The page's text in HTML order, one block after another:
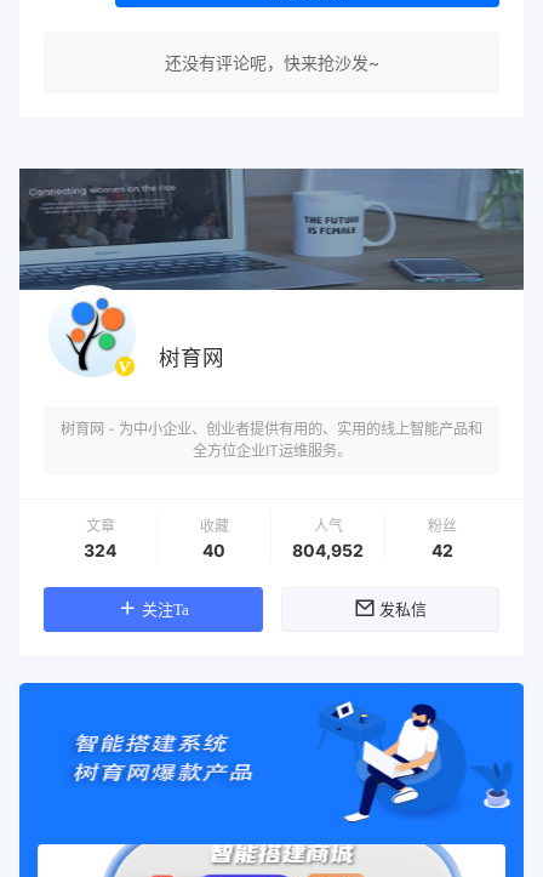
还没有评论呢，快来抢沙发~
树育网
树育网 - 为中小企业、创业者提供有用的、实用的线上智能产品和
全方位企业IT运维服务。
文章
324
收藏
40
人气
804,952
粉丝
42
关注Ta 发私信